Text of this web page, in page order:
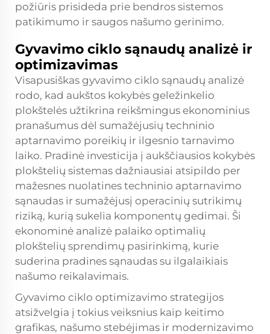
požiūris prisideda prie bendros sistemos
patikimumo ir saugos našumo gerinimo.
Gyvavimo ciklo sąnaudų analizė ir
optimizavimas
Visapusiškas gyvavimo ciklo sąnaudų analizė
rodo, kad aukštos kokybės geležinkelio
plokštelės užtikrina reikšmingus ekonominius
pranašumus dėl sumažėjusių techninio
aptarnavimo poreikių ir ilgesnio tarnavimo
laiko. Pradinė investicija į aukščiausios kokybės
plokštelių sistemas dažniausiai atsipildo per
mažesnes nuolatines techninio aptarnavimo
sąnaudas ir sumažėjusį operacinių sutrikimų
riziką, kurią sukelia komponentų gedimai. Ši
ekonominė analizė palaiko optimalių
plokštelių sprendimų pasirinkimą, kurie
suderina pradines sąnaudas su ilgalaikiais
našumo reikalavimais.
Gyvavimo ciklo optimizavimo strategijos
atsižvelgia į tokius veiksnius kaip keitimo
grafikas, našumo stebėjimas ir modernizavimo